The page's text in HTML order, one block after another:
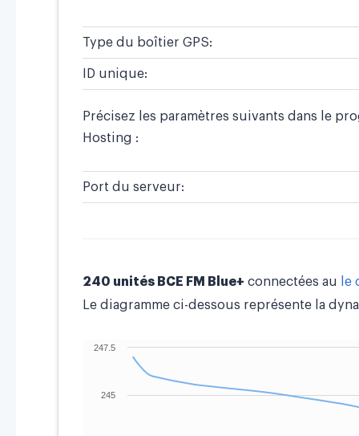
Type du boîtier GPS:
ID unique:
Précisez les paramètres suivants dans le
Hosting :
Port du serveur:
240 unités BCE FM Blue+ connectées au
le
Le diagramme ci-dessous représente la